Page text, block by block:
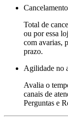
Total de
ou por essa
com avarias,
prazo.
Agilidade no
Avalia o
canais de
Perguntas e